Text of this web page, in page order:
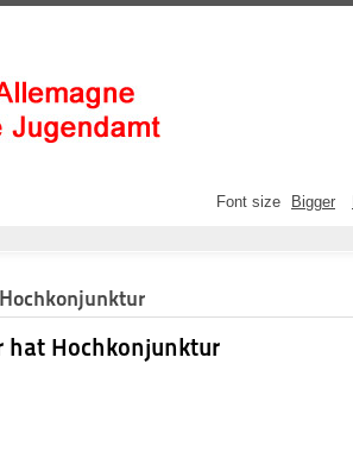
Font size Bigger
hat Hochkonjunktur